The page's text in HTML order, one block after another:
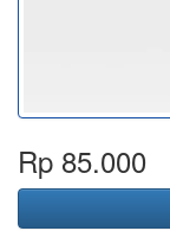
Rp 85.000